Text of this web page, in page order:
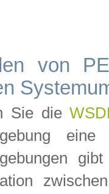
von
Sie die